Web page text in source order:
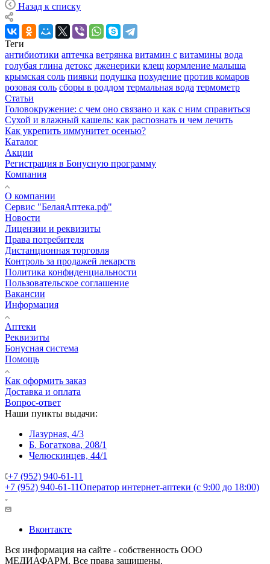
Назад к списку
Теги
антибиотики аптечка ветрянка витамин с витамины вода
голубая глина детокс дженерики клещ кормление малыша
крымская соль пиявки подушка похудение против комаров
розовая соль сборы в роддом термальная вода термометр
Статьи
Головокружение: с чем оно связано и как с ним справиться
Сухой и влажный кашель: как распознать и чем лечить
Как укрепить иммунитет осенью?
Каталог
Акции
Регистрация в Бонусную программу
Компания
О компании
Сервис "БелаяАптека.рф"
Новости
Лицензии и реквизиты
Права потребителя
Дистанционная торговля
Контроль за продажей лекарств
Политика конфиденциальности
Пользовательское соглашение
Вакансии
Информация
Аптеки
Реквизиты
Бонусная система
Помощь
Как оформить заказ
Доставка и оплата
Вопрос-ответ
Наши пункты выдачи:
Лазурная, 4/3
Б. Богаткова, 208/1
Челюскинцев, 44/1
+7 (952) 940-61-11
+7 (952) 940-61-11Оператор интернет-аптеки (с 9:00 до 18:00)
Вконтакте
Вся информация на сайте - собственность ООО
МЕДИАФАРМ. Все права защищены.